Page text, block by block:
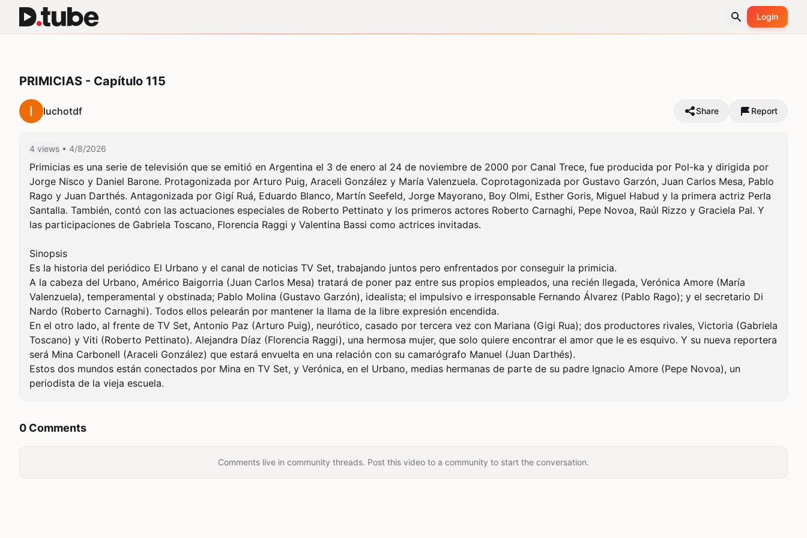
Login
PRIMICIAS - Capítulo 115
luchotdf Share Report
4 views • 4/8/2026
Primicias es una serie de televisión que se emitió en Argentina el 3 de enero al 24 de noviembre de 2000 por Canal Trece, fue producida por Pol-ka y dirigida por
Jorge Nisco y Daniel Barone. Protagonizada por Arturo Puig, Araceli González y María Valenzuela. Coprotagonizada por Gustavo Garzón, Juan Carlos Mesa, Pablo
Rago y Juan Darthés. Antagonizada por Gigí Ruá, Eduardo Blanco, Martín Seefeld, Jorge Mayorano, Boy Olmi, Esther Goris, Miguel Habud y la primera actriz Perla
Santalla. También, contó con las actuaciones especiales de Roberto Pettinato y los primeros actores Roberto Carnaghi, Pepe Novoa, Raúl Rizzo y Graciela Pal. Y
las participaciones de Gabriela Toscano, Florencia Raggi y Valentina Bassi como actrices invitadas.
Sinopsis
Es la historia del periódico El Urbano y el canal de noticias TV Set, trabajando juntos pero enfrentados por conseguir la primicia.
A la cabeza del Urbano, Américo Baigorria (Juan Carlos Mesa) tratará de poner paz entre sus propios empleados, una recién llegada, Verónica Amore (María
Valenzuela), temperamental y obstinada; Pablo Molina (Gustavo Garzón), idealista; el impulsivo e irresponsable Fernando Álvarez (Pablo Rago); y el secretario Di
Nardo (Roberto Carnaghi). Todos ellos pelearán por mantener la llama de la libre expresión encendida.
En el otro lado, al frente de TV Set, Antonio Paz (Arturo Puig), neurótico, casado por tercera vez con Mariana (Gigi Rua); dos productores rivales, Victoria (Gabriela
Toscano) y Viti (Roberto Pettinato). Alejandra Díaz (Florencia Raggi), una hermosa mujer, que solo quiere encontrar el amor que le es esquivo. Y su nueva reportera
será Mina Carbonell (Araceli González) que estará envuelta en una relación con su camarógrafo Manuel (Juan Darthés).
Estos dos mundos están conectados por Mina en TV Set, y Verónica, en el Urbano, medias hermanas de parte de su padre Ignacio Amore (Pepe Novoa), un
periodista de la vieja escuela.
0 Comments
Comments live in community threads. Post this video to a community to start the conversation.